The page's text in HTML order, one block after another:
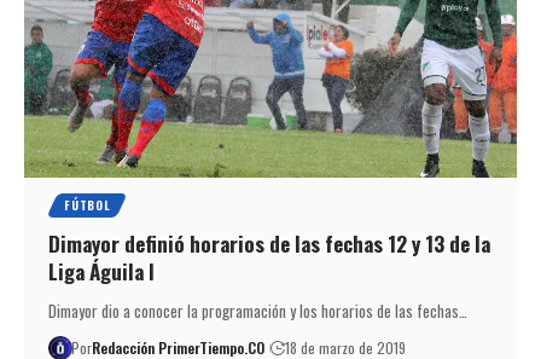
FÚTBOL
Dimayor definió horarios de las fechas 12 y 13 de la
Liga Águila I
Dimayor dio a conocer la programación y los horarios de las fechas…
PorRedacción PrimerTiempo.CO 18 de marzo de 2019